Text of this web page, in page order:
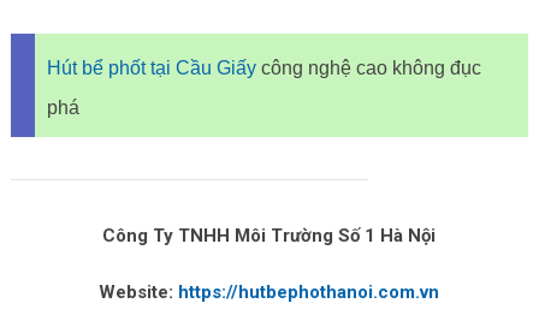
Hút bể phốt tại Cầu Giấycông nghệ cao không đục
phá
Công Ty TNHH Môi Trường Số 1 Hà Nội
Website: https://hutbephothanoi.com.vn